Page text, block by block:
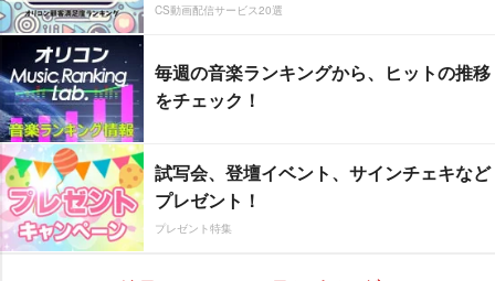
CS動画配信サービス20選
毎週の音楽ランキングから、ヒットの推移
をチェック！
試写会、登壇イベント、サインチェキなど
プレゼント！
プレゼント特集